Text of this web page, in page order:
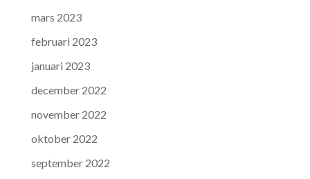
mars 2023
februari 2023
januari 2023
december 2022
november 2022
oktober 2022
september 2022